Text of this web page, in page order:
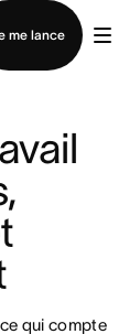
me lance
qui compte